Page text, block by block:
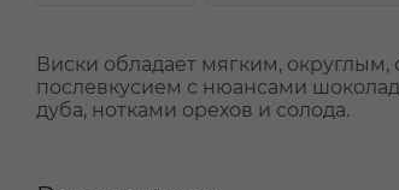
Виски обладает мягким,
послевкусием с нюансами
дуба, нотками орехов и солода.